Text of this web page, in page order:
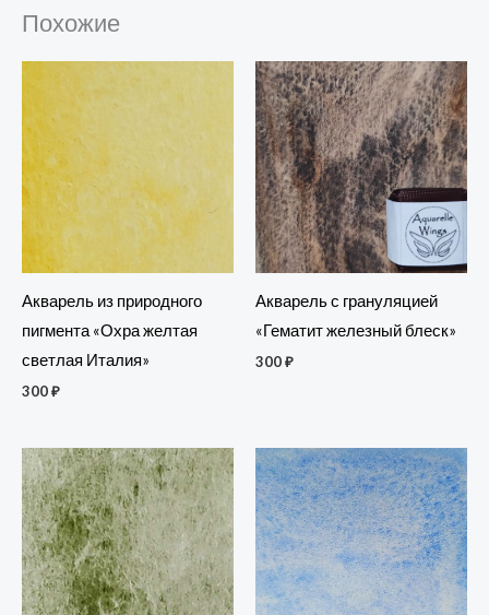
Похожие
Акварель из природного
пигмента «Охра желтая
светлая Италия»
300₽
Акварель с грануляцией
«Гематит железный блеск»
300₽